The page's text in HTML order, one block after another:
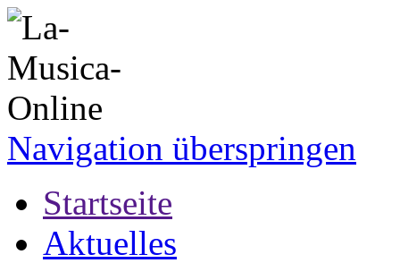
Navigation überspringen
Startseite
Aktuelles